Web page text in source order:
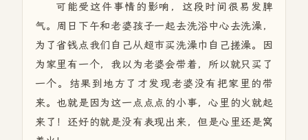
可能受这件事情的影响，这段时间很易发脾
气。周日下午和老婆孩子一起去洗浴中心去洗澡，
为了省钱点我们自己从超市买洗澡巾自己搓澡。因
为家里有一个，我以为老婆会带着，所以就只买了
一个。结果到地方了才发现老婆没有把家里的带
来。也就是因为这一点点点的小事，心里的火就起
来了！还好的就是没有表现出来，但是心里还是窝